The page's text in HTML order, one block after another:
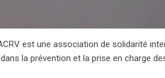
est une association de solidarité
la prévention et la prise en charge